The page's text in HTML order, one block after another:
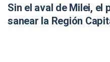
Sin el aval de Milei, el
sanear la Región